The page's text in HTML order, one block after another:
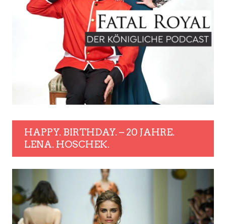
HAPPY. BIRTHDAY. – 20 JAHRE.
LENA. HOSCHEK.